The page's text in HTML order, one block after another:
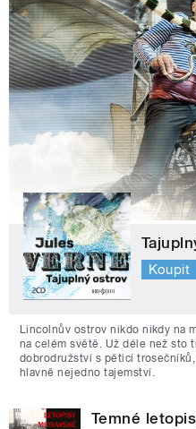
Koupit
Lincolnův ostrov nikdo nikdy na
na celém světě. Už déle než sto
dobrodružství s pěticí
hlavně nejedno tajemství.
Temné